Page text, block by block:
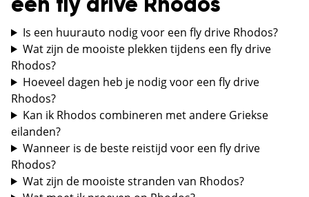
een fly drive Rhodos
Is een huurauto nodig voor een fly drive Rhodos?
Wat zijn de mooiste plekken tijdens een fly drive
Rhodos?
Hoeveel dagen heb je nodig voor een fly drive
Rhodos?
Kan ik Rhodos combineren met andere Griekse
eilanden?
Wanneer is de beste reistijd voor een fly drive
Rhodos?
Wat zijn de mooiste stranden van Rhodos?